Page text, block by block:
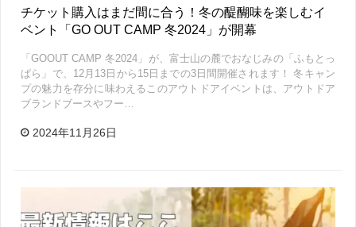
チケット購入はまだ間に合う！冬の醍醐味を楽しむイ
ベント「GO OUT CAMP 冬2024」が開幕
「GOOUT CAMP 冬2024」が、富士山の麓でおなじみの「ふもとっ
ぱら」で、12月13日から15日までの3日間開催されます！ 冬キャン
プの魅力を存分に味わえるこのアウトドアイベントは、アウトドア
ブランドブースやフー…
2024年11月26日